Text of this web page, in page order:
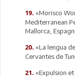
19. «Morisco
Mediterranean
Mallorca,
20. «La lengua
Cervantes de
21. «Expulsion